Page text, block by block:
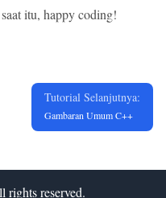
itu, happy coding!
Tutorial Selanjutnya:
Gambaran Umum C++
rights reserved.